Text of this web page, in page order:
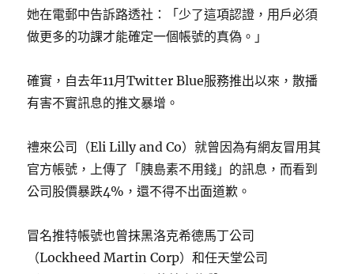
她在電郵中告訴路透社：「少了這項認證，用戶必須
做更多的功課才能確定一個帳號的真偽。」
確實，自去年11月Twitter Blue服務推出以來，散播
有害不實訊息的推文暴增。
禮來公司（Eli Lilly and Co）就曾因為有網友冒用其
官方帳號，上傳了「胰島素不用錢」的訊息，而看到
公司股價暴跌4%，還不得不出面道歉。
冒名推特帳號也曾抹黑洛克希德馬丁公司
（Lockheed Martin Corp）和任天堂公司